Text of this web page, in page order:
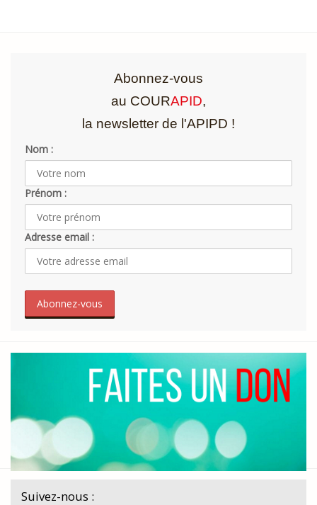
Abonnez-vous
au COURAPID,
la newsletter de l'APIPD !
Nom :
Prénom :
Adresse email :
Suivez-nous :